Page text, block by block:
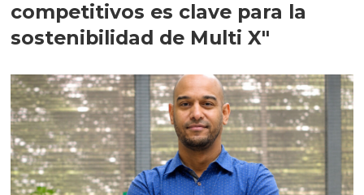
competitivos es clave para la
sostenibilidad de Multi X"